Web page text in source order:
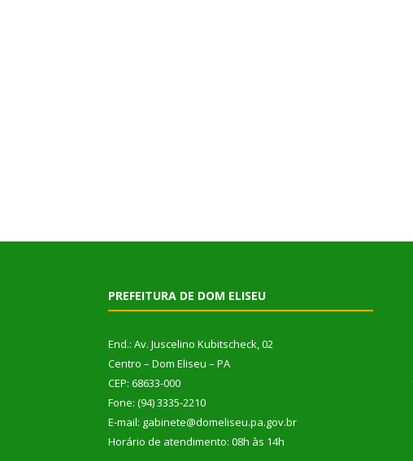
PREFEITURA DE DOM ELISEU
End.: Av. Juscelino Kubitscheck, 02
Centro – Dom Eliseu – PA
CEP: 68633-000
Fone: (94) 3335-2210
E-mail: gabinete@domeliseu.pa.gov.br
Horário de atendimento: 08h às 14h